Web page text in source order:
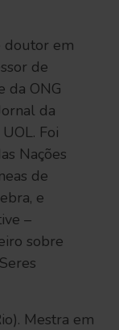
doutor em
de
da ONG
da
Foi
Nações
de
e
–
sobre
Mestra em